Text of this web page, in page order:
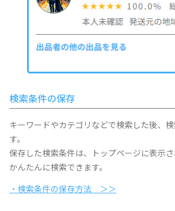
検索条件の保存
キーワードやカテゴリなどで検索した後、
す。
保存した検索条件は、トップページに表示
かんたんに検索できます。
・検索条件の保存方法 ＞＞